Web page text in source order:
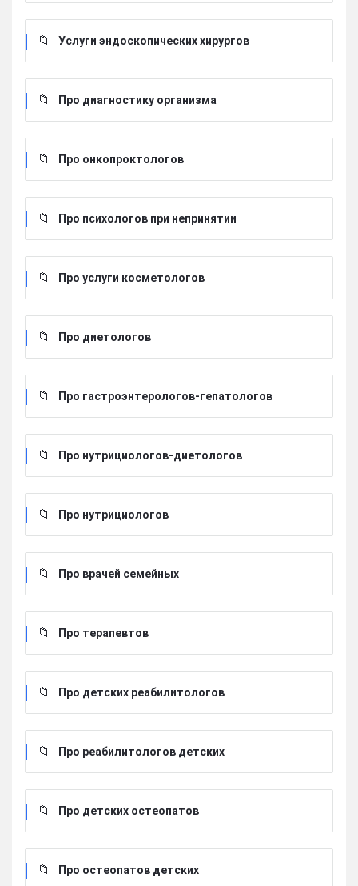
Услуги эндоскопических хирургов
Про диагностику организма
Про онкопроктологов
Про психологов при непринятии
Про услуги косметологов
Про диетологов
Про гастроэнтерологов-гепатологов
Про нутрициологов-диетологов
Про нутрициологов
Про врачей семейных
Про терапевтов
Про детских реабилитологов
Про реабилитологов детских
Про детских остеопатов
Про остеопатов детских